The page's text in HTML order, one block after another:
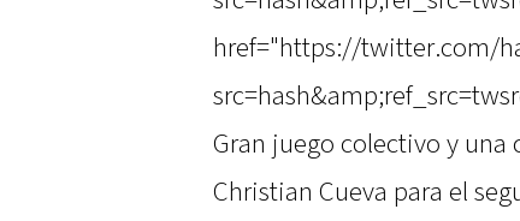
href="https://twitter.com/
Gran juego colectivo y
Christian Cueva para el